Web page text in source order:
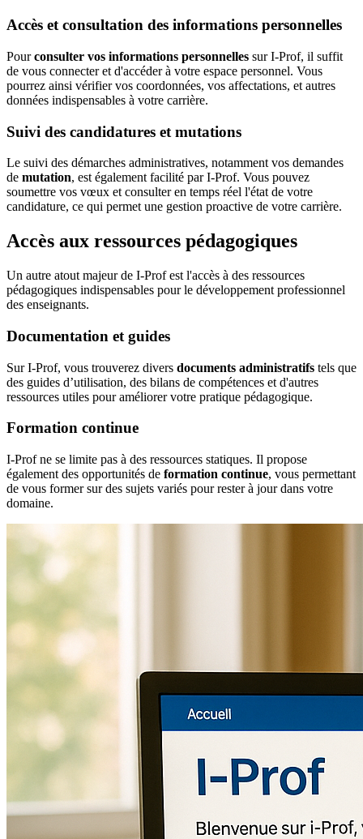
Accès et consultation des informations personnelles
Pourconsulter vos informations personnelles sur I-Prof, il suffit
de vous connecter et d'accéder à votre espace personnel. Vous
pourrez ainsi vérifier vos coordonnées, vos affectations, et autres
données indispensables à votre carrière.
Suivi des candidatures et mutations
Le suivi des démarches administratives, notamment vos demandes
de mutation, est également facilité par I-Prof. Vous pouvez
soumettre vos vœux et consulter en temps réel l'état de votre
candidature, ce qui permet une gestion proactive de votre carrière.
Accès aux ressources pédagogiques
Un autre atout majeur de I-Prof est l'accès à des ressources
pédagogiques indispensables pour le développement professionnel
des enseignants.
Documentation et guides
Sur I-Prof, vous trouverez divers documents administratifs tels que
des guides d’utilisation, des bilans de compétences et d'autres
ressources utiles pour améliorer votre pratique pédagogique.
Formation continue
I-Prof ne se limite pas à des ressources statiques. Il propose
également des opportunités de formation continue, vous permettant
de vous former sur des sujets variés pour rester à jour dans votre
domaine.